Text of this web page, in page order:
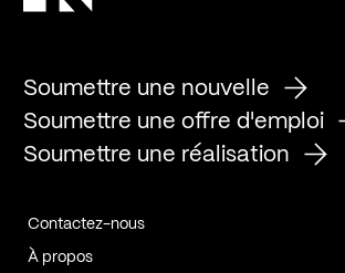
Soumettre une nouvelle
Soumettre une offre d'emploi
Soumettre une réalisation
Contactez-nous
À propos